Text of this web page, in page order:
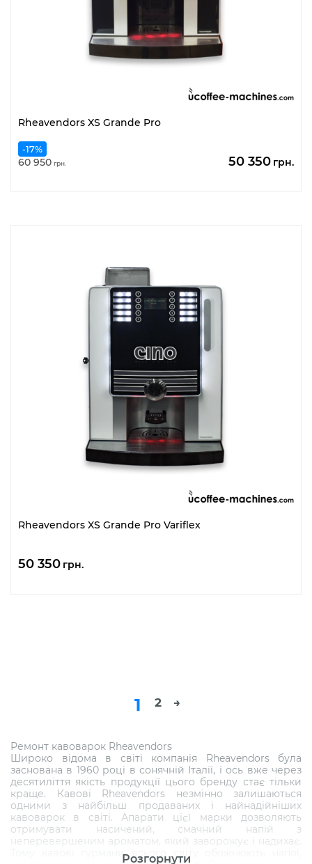
Rheavendors XS Grande Pro
-17%
60 950 грн. 50 350 грн.
Rheavendors XS Grande Pro Variflex
50 350 грн.
1 2 →
Ремонт кавоварок Rheavendors
Широко відома в світі компанія Rheavendors була
заснована в 1960 році в сонячній Італії, і ось вже через
десятиліття якість продукції цього бренду стає тільки
краще. Кавові Rheavendors незмінно залишаються
одними з найбільш продаваних і найнадійніших
кавоварок в світі. Апарати цієї марки дозволяють
отримувати насичений, смачний напій з
неперевершеним ароматом, який заворожує і надихає.
Тому кавові гурмани всього світу обожнюють напої,
Розгорнути